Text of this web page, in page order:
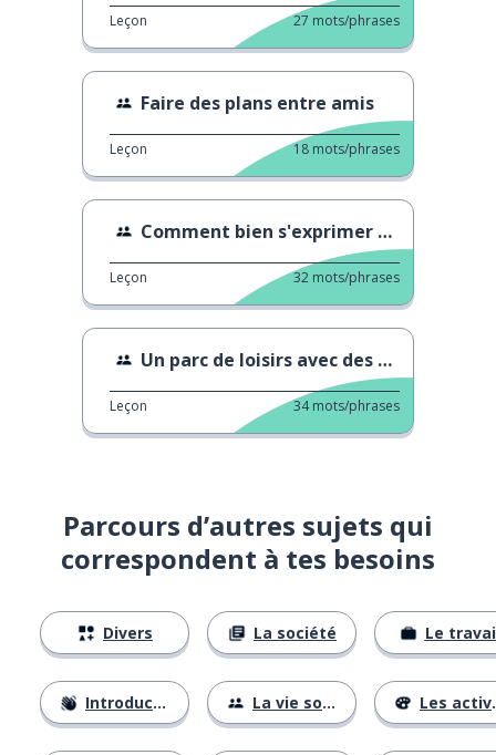
Leçon 27 mots/phrases
Faire des plans entre amis
Leçon 18 mots/phrases
Comment bien s'exprimer face à de nouvelles têtes?
Leçon 32 mots/phrases
Un parc de loisirs avec des sources thermales
Leçon 34 mots/phrases
Parcours d’autres sujets qui
correspondent à tes besoins
Divers
Introductions
La société
La vie sociale
Le
Les activités